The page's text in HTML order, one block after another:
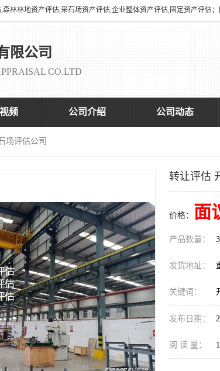
限公司
CO.LTD
频 公司介绍 公司动态
场评估公司
转让评估
价格： 面
产品数量：
发货地址：
关键词：
发布日期：
阅 读 量：